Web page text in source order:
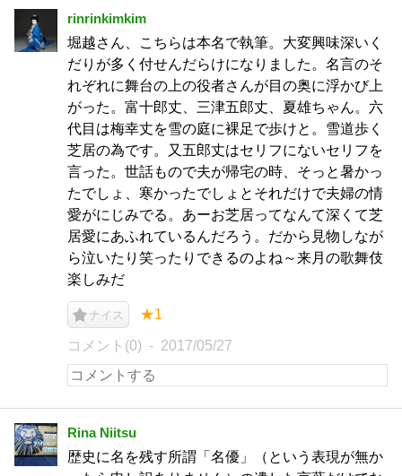
rinrinkimkim
堀越さん、こちらは本名で執筆。大変興味深いく
だりが多く付せんだらけになりました。名言のそ
れぞれに舞台の上の役者さんが目の奥に浮かび上
がった。富十郎丈、三津五郎丈、夏雄ちゃん。六
代目は梅幸丈を雪の庭に裸足で歩けと。雪道歩く
芝居の為です。又五郎丈はセリフにないセリフを
言った。世話もので夫が帰宅の時、そっと暑かっ
たでしょ、寒かったでしょとそれだけで夫婦の情
愛がにじみでる。あーお芝居ってなんて深くて芝
居愛にあふれているんだろう。だから見物しなが
ら泣いたり笑ったりできるのよね～来月の歌舞伎
楽しみだ
ナイス ★1
コメント(0) 2017/05/27
Rina Niitsu
歴史に名を残す所謂「名優」（という表現が無か